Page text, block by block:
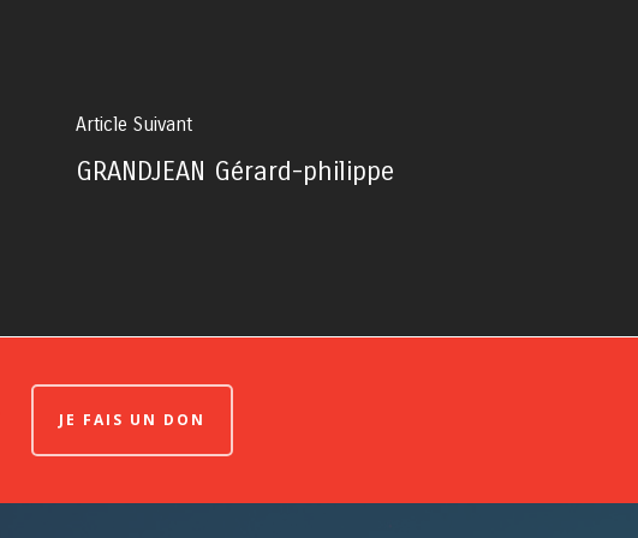
Article Suivant
GRANDJEAN Gérard-philippe
JE FAIS UN DON